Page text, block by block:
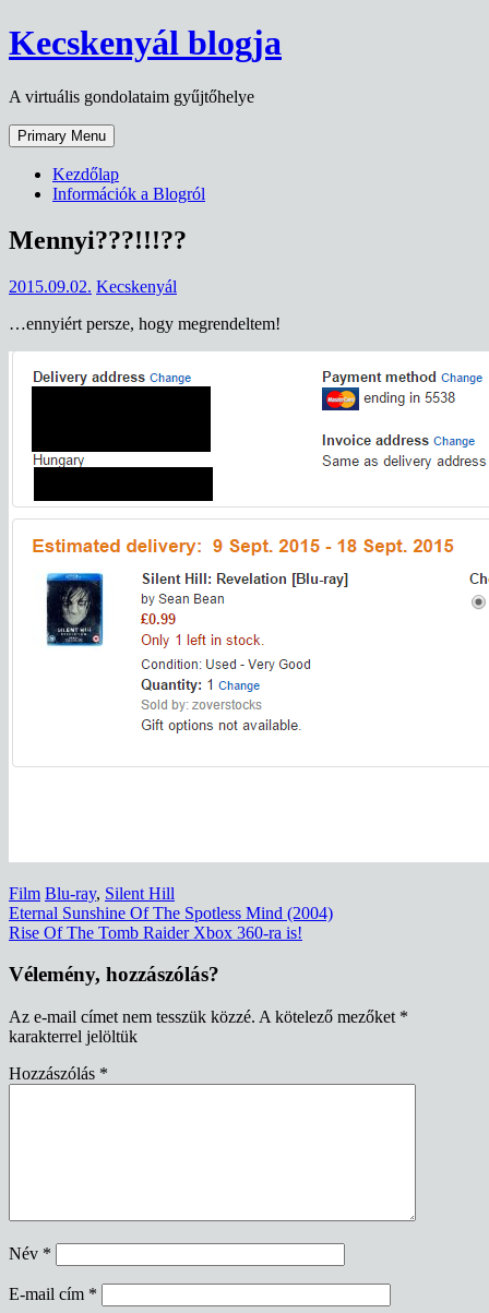
Skip
to
Kecskenyál blogja
A virtuális gondolataim gyűjtőhelye
Primary Menu
Kezdőlap
Információk a Blogról
Mennyi???!!!??
2015.09.02. Kecskenyál
…ennyiért persze, hogy megrendeltem!
Film Blu-ray, Silent Hill
Bejegyzés
navigáció
Eternal Sunshine Of The Spotless Mind (2004)
Rise Of The Tomb Raider Xbox 360-ra is!
Vélemény, hozzászólás?
Az e-mail címet nem tesszük közzé. A kötelező mezőket *
karakterrel jelöltük
Hozzászólás *
Név *
E-mail cím *